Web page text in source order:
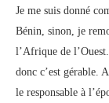
Je me suis donné
Bénin, sinon, je
l’Afrique de
donc c’est gérable.
le responsable à